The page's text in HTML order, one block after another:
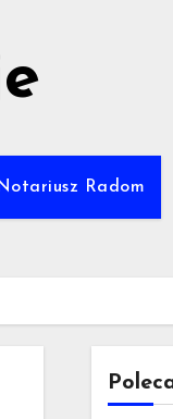
Notariusz Radom